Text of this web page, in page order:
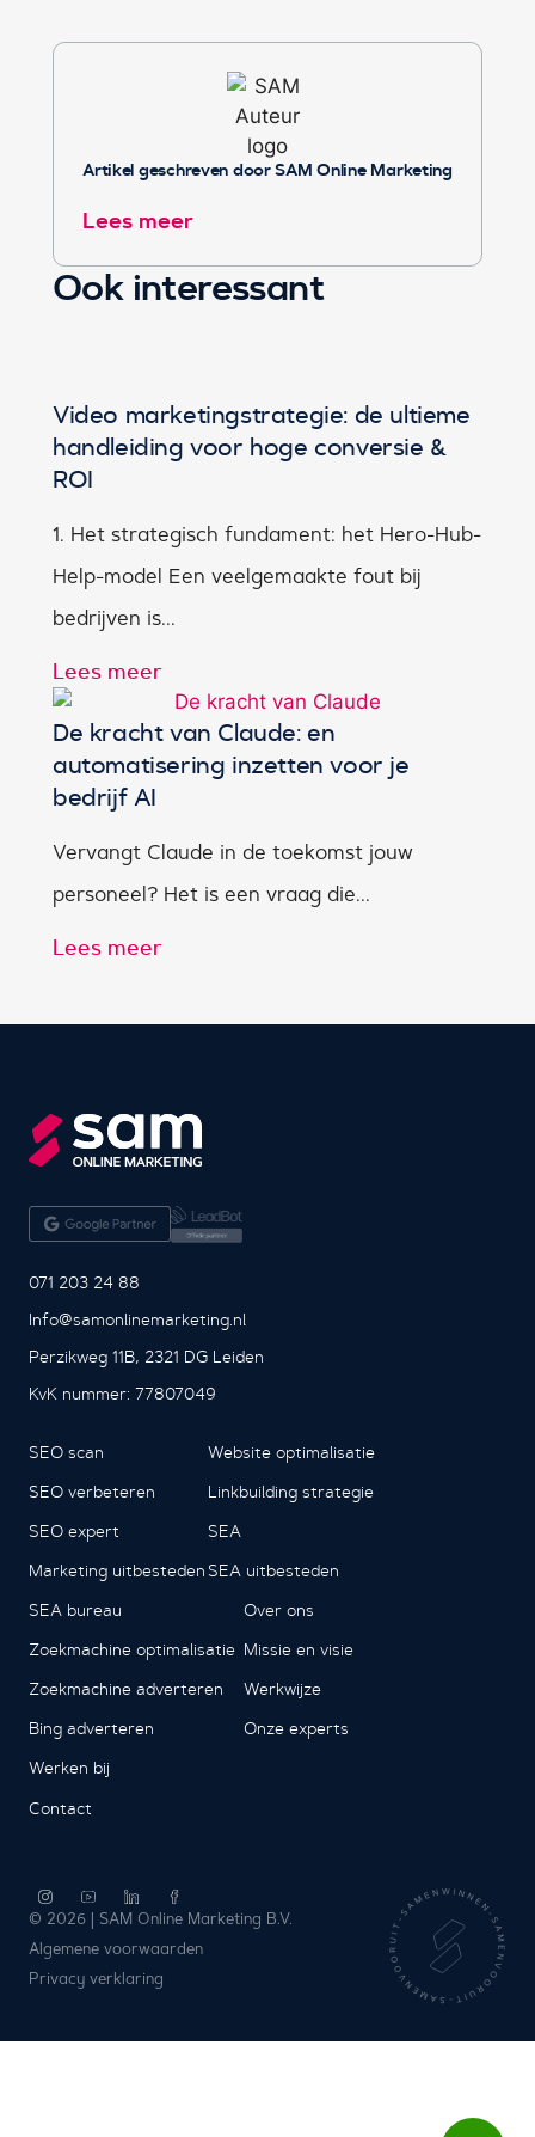
Artikel geschreven door SAM Online Marketing
Lees meer
Ook interessant
Video marketingstrategie: de ultieme
handleiding voor hoge conversie &
ROI
1. Het strategisch fundament: het Hero-Hub-
Help-model Een veelgemaakte fout bij
bedrijven is...
Lees meer
De kracht van Claude: en
automatisering inzetten voor je
bedrijf AI
Vervangt Claude in de toekomst jouw
personeel? Het is een vraag die...
Lees meer
071 203 24 88
Info@samonlinemarketing.nl
Perzikweg 11B, 2321 DG Leiden
KvK nummer: 77807049
SEO scan
SEO verbeteren
SEO expert
Marketing uitbesteden
Website optimalisatie
Linkbuilding strategie
SEA
SEA uitbesteden
SEA bureau
Zoekmachine optimalisatie
Zoekmachine adverteren
Bing adverteren
Over ons
Missie en visie
Werkwijze
Onze experts
Werken bij
Contact
© 2026 | SAM Online Marketing B.V.
Algemene voorwaarden
Privacy verklaring